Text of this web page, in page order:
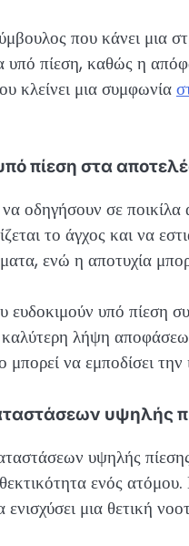
που κάνει μια
υπό πίεση, καθώς η
κλείνει μια συμφωνία
πίεση στα
οδηγήσουν σε
το άγχος και να
ενώ η αποτυχία
ευδοκιμούν υπό πίεση
λήψη
μπορεί να εμποδίσει
υψηλής
υψηλής
ενός
μια θετική